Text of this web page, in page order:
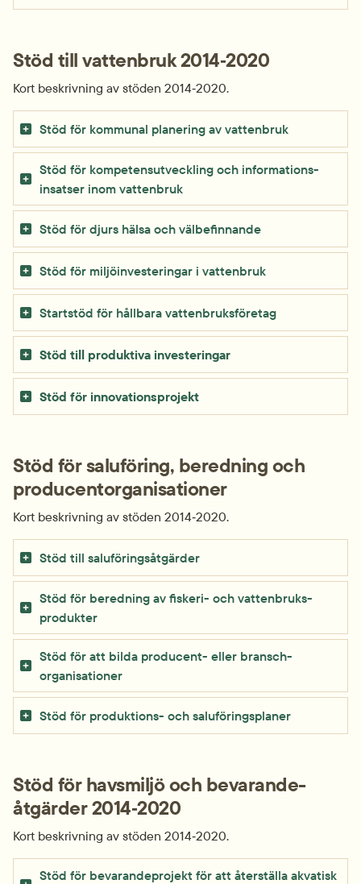
Stöd till vattenbruk 2014‑2020
Kort beskrivning av stöden 2014‑2020.
Stöd för kommunal planering av vattenbruk
Stöd för kompetens­utveckling och informations­
insatser inom vattenbruk
Stöd för djurs hälsa och välbefinnande
Stöd för miljö­investeringar i vattenbruk
Startstöd för hållbara vattenbruks­företag
Stöd till produktiva investeringar
Stöd för innovations­projekt
Stöd för saluföring, beredning och
producent­organisationer
Kort beskrivning av stöden 2014‑2020.
Stöd till saluförings­åtgärder
Stöd för beredning av fiskeri- och vattenbruks­
produkter
Stöd för att bilda producent- eller bransch­
organisationer
Stöd för produktions- och saluförings­planer
Stöd för havsmiljö och bevarande­
åtgärder 2014‑2020
Kort beskrivning av stöden 2014‑2020.
Stöd för bevarande­projekt för att återställa akvatisk